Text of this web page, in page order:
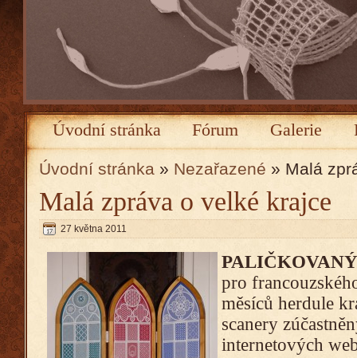
Úvodní stránka Fórum Galerie
Úvodní stránka » Nezařazené » Malá
Malá zpráva o velké krajce
27 května 2011
pro
měsíců herdule
scanery
internetových